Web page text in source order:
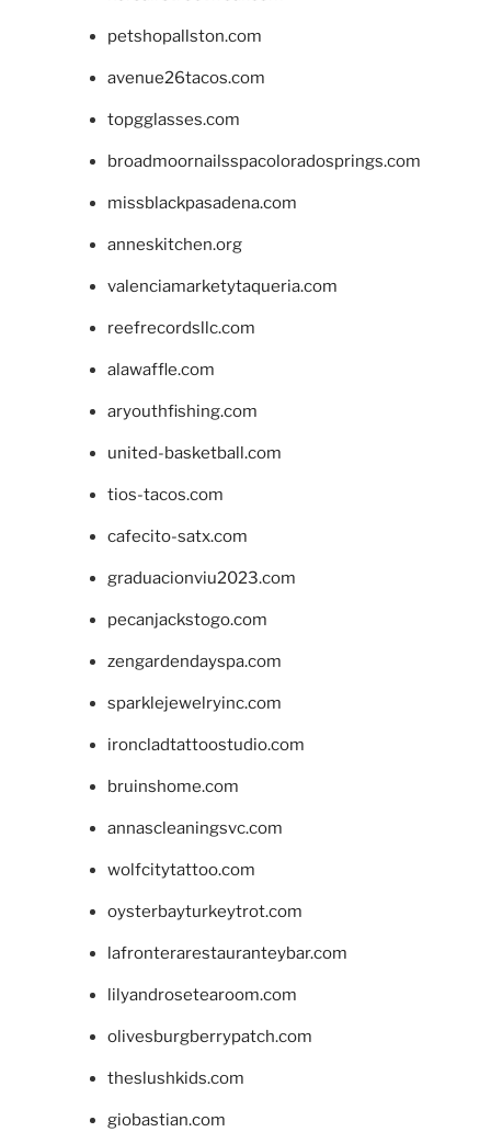
petshopallston.com
avenue26tacos.com
topgglasses.com
broadmoornailsspacoloradosprings.com
missblackpasadena.com
anneskitchen.org
valenciamarketytaqueria.com
reefrecordsllc.com
alawaffle.com
aryouthfishing.com
united-basketball.com
tios-tacos.com
cafecito-satx.com
graduacionviu2023.com
pecanjackstogo.com
zengardendayspa.com
sparklejewelryinc.com
ironcladtattoostudio.com
bruinshome.com
annascleaningsvc.com
wolfcitytattoo.com
oysterbayturkeytrot.com
lafronterarestauranteybar.com
lilyandrosetearoom.com
olivesburgberrypatch.com
theslushkids.com
giobastian.com